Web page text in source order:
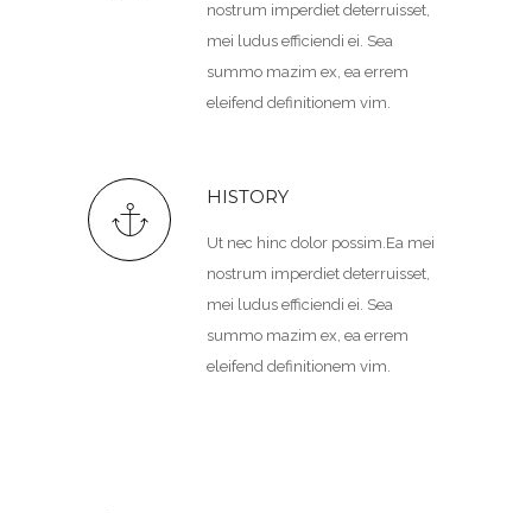
nostrum imperdiet deterruisset,
mei ludus efficiendi ei. Sea
summo mazim ex, ea errem
eleifend definitionem vim.
HISTORY
Ut nec hinc dolor possim.Ea mei
nostrum imperdiet deterruisset,
mei ludus efficiendi ei. Sea
summo mazim ex, ea errem
eleifend definitionem vim.